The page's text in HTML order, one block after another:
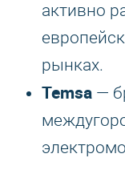
активно
рынках.
Temsa —